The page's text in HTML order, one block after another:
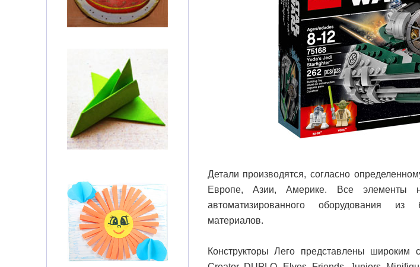
Детали производятся, согласно
Европе, Азии, Америке. Все элементы
автоматизированного оборудования из
материалов.
Конструкторы Лего представлены